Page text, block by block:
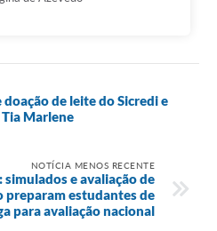
doação de leite do Sicredi e
Marlene
NOTÍCIA MENOS RECENTE
simulados e avaliação de
preparam estudantes de
para avaliação nacional